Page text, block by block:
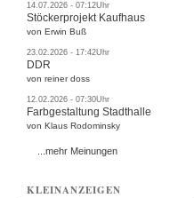
14.07.2026 - 07:12Uhr
Stöckerprojekt Kaufhaus
von Erwin Buß
23.02.2026 - 17:42Uhr
DDR
von reiner doss
12.02.2026 - 07:30Uhr
Farbgestaltung Stadthalle
von Klaus Rodominsky
...mehr Meinungen
KLEINANZEIGEN